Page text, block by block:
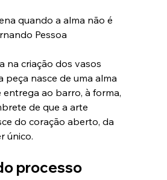
quando a alma não é
Pessoa
na criação dos vasos
peça nasce de uma alma
entrega ao barro, à forma,
de que a arte
do coração aberto, da
único.
processo